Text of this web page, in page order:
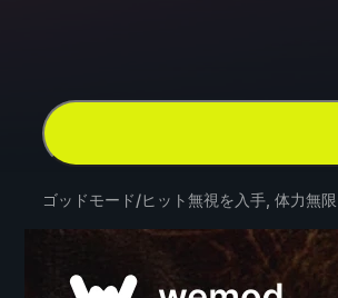
ゴッドモード/ヒット無視を入手, 体力無